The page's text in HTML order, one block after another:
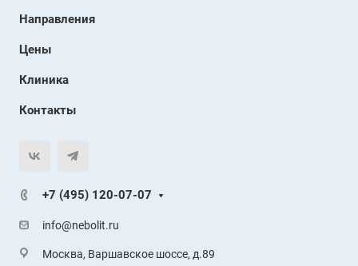
Направления
Цены
Клиника
Контакты
+7 (495) 120-07-07
info@nebolit.ru
Москва, Варшавское шоссе, д.89